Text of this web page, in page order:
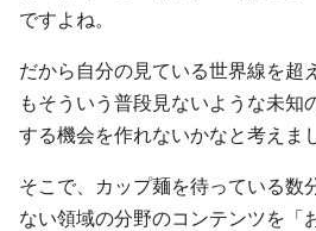
ですよね。
だから自分の見ている世界線を超
もそういう普段見ないような未知
する機会を作れないかなと考えま
そこで、カップ麺を待っている数
ない領域の分野のコンテンツを「